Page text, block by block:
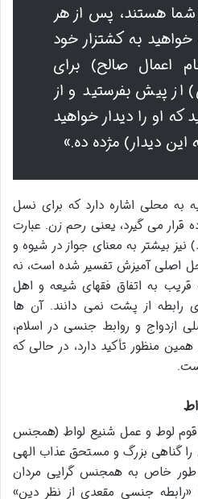
شما هستند، پس از هر
به کشتزار خود
اعمال صالح) برای
از پیش بفرستید و از
که او را دیدار خواهید
این دیدار) مژده ده.»
به محلی اشاره دارد که برای نسل
قرار می گیرد، یعنی رحم زن. عبارت
بیشتر به معنای جواز در شیوه و
اصلی آمیزش تفسیر شده است، نه
به اتفاق فقهای شیعه و اهل
رابطه از پشت نمی دانند. آن ها
ازدواج و روابط جنسی در اسلام،
منظور تأکید دارد، در حالی که
قوم لوط و عمل شنیع لواط (همجنس
را گناهی بزرگ و مستحق عذاب الهی
طور خاص به همجنس گرایی مردان
«رابطه جنسی مقعدی از نظر دین»